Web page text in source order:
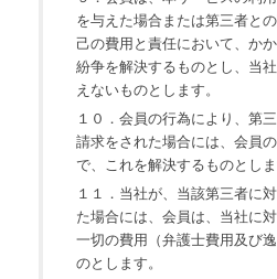
を与えた場合または第三者と
己の費用と責任において、か
紛争を解決するものとし、当
えないものとします。
１０．会員の行為により、第
請求をされた場合には、会員
で、これを解決するものとしま
１１．当社が、当該第三者に
た場合には、会員は、当社に
一切の費用（弁護士費用及び
のとします。